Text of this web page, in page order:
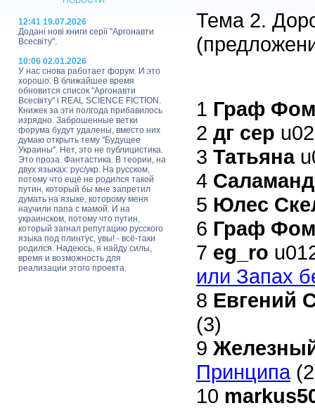
12:41 19.07.2026
Додані нові книги серії "Аргонавти
Всесвіту".
10:06 02.01.2026
У нас снова работает форум. И это
хорошо. В ближайшее время
обновится список "Аргонавти
Всесвіту" і REAL SCIENCE FICTION.
Книжек за эти полгода прибавилось
изрядно. Заброшенные ветки
форума будут удалены, вместо них
думаю открыть тему "Будущее
Украины". Нет, это не публицистика.
Это проза. Фантастика. В теории, на
двух языках: рус/укр. На русском,
потому что ещё не родился такой
путин, который бы мне запретил
думать на языке, которому меня
научили папа с мамой. И на
украинском, потому что путин,
который загнал репутацию русского
языка под плинтус, увы! - всё-таки
родился. Надеюсь, я найду силы,
время и возможность для
реализации этого проекта.
Тема 2.
1 Граф
2 дг сер
3 Татьяна
4
5 Юлес
6 Граф
7 eg_ro
или Запах
8 Евгений
(3)
9
Принципа
10